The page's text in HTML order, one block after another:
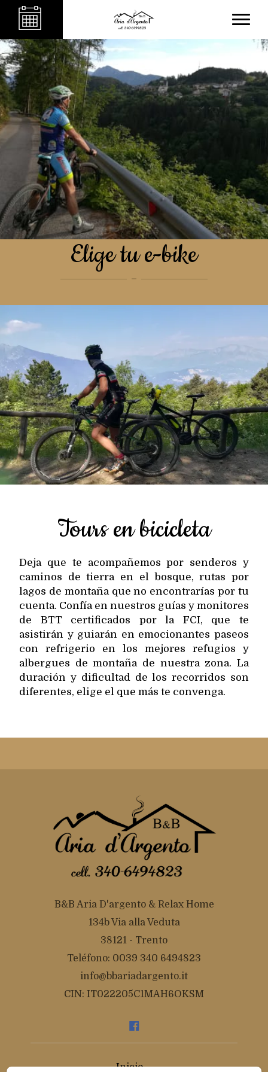
Elige tu e-bike
Tours en bicicleta
Deja que te acompañemos por senderos y
caminos de tierra en el bosque, rutas por
lagos de montaña que no encontrarías por tu
cuenta. Confía en nuestros guías y monitores
de BTT certificados por la FCI, que te
asistirán y guiarán en emocionantes paseos
con refrigerio en los mejores refugios y
albergues de montaña de nuestra zona. La
duración y dificultad de los recorridos son
diferentes, elige el que más te convenga.
B&B Aria D'argento & Relax Home
134b Via alla Veduta
38121 - Trento
Teléfono: 0039 340 6494823
info@bbariadargento.it
CIN: IT022205C1MAH6OKSM
Inicio